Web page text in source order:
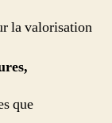
la valorisation
que